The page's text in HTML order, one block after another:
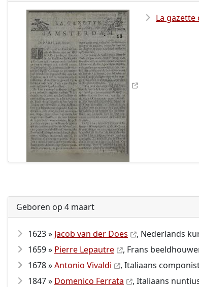
La
Geboren op 4 maart
1623 » Jacob van der Does
, Nederlands
1659 » Pierre Lepautre
, Frans
1678 »Antonio Vivaldi
, Italiaans
1847 » Domenico Ferrata
, Italiaans